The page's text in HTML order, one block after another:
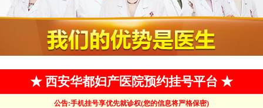
★ 西安华都妇产医院预约挂号平台 ★
公告:手机挂号享优先就诊权(您的信息将严格保密)